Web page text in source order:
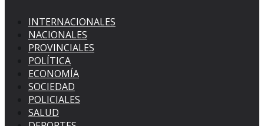
INTERNACIONALES
NACIONALES
PROVINCIALES
POLÍTICA
ECONOMÍA
SOCIEDAD
POLICIALES
SALUD